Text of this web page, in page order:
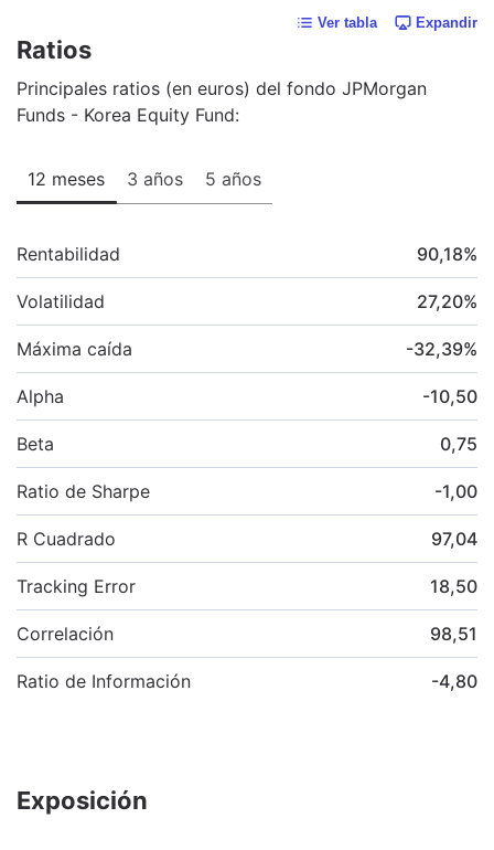
Ver tabla Expandir
Ratios
Principales ratios (en euros) del fondo JPMorgan
Funds - Korea Equity Fund:
12 meses 3 años 5 años
Rentabilidad 90,18%
Volatilidad 27,20%
Máxima caída -32,39%
Alpha -10,50
Beta 0,75
Ratio de Sharpe -1,00
R Cuadrado 97,04
Tracking Error 18,50
Correlación 98,51
Ratio de Información -4,80
Exposición